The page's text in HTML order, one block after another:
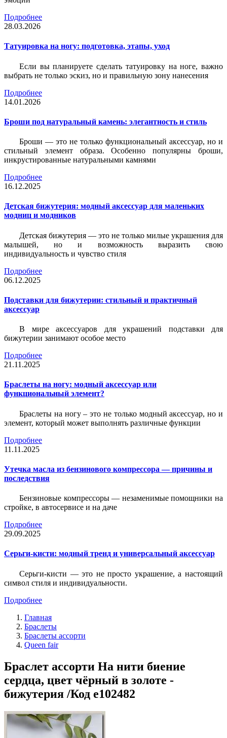
Подробнее
28.03.2026
Татуировка на ногу: подготовка, этапы, уход
Если вы планируете сделать татуировку на ноге, важно
выбрать не только эскиз, но и правильную зону нанесения
Подробнее
14.01.2026
Броши под натуральный камень: элегантность и стиль
Броши — это не только функциональный аксессуар, но и
стильный элемент образа. Особенно популярны броши,
инкрустированные натуральными камнями
Подробнее
16.12.2025
Детская бижутерия: модный аксессуар для маленьких
модниц и модников
Детская бижутерия — это не только милые украшения для
малышей, но и возможность выразить свою
индивидуальность и чувство стиля
Подробнее
06.12.2025
Подставки для бижутерии: стильный и практичный
аксессуар
В мире аксессуаров для украшений подставки для
бижутерии занимают особое место
Подробнее
21.11.2025
Браслеты на ногу: модный аксессуар или
функциональный элемент?
Браслеты на ногу – это не только модный аксессуар, но и
элемент, который может выполнять различные функции
Подробнее
11.11.2025
Утечка масла из бензинового компрессора — причины и
последствия
Бензиновые компрессоры — незаменимые помощники на
стройке, в автосервисе и на даче
Подробнее
29.09.2025
Серьги-кисти: модный тренд и универсальный аксессуар
Серьги-кисти — это не просто украшение, а настоящий
символ стиля и индивидуальности.
Подробнее
Главная
Браслеты
Браслеты ассорти
Queen fair
Браслет ассорти На нити биение
сердца, цвет чёрный в золоте -
бижутерия /Код e102482